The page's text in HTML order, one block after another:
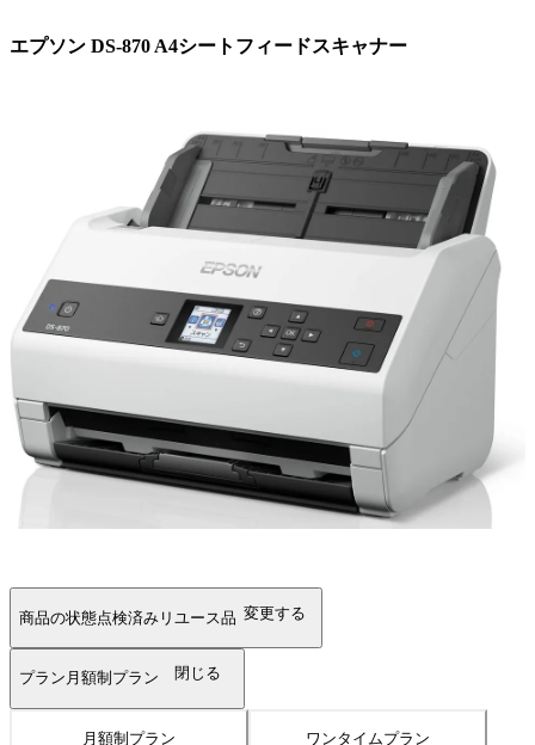
エプソン DS-870 A4シートフィードスキャナー
商品の状態点検済みリユース品 変更する
プラン 月額制プラン 閉じる
月額制プラン ワンタイムプラン